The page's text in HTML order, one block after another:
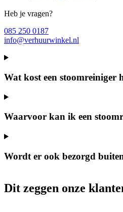
Heb je vragen?
085 250 0187
info@verhuurwinkel.nl
Wat kost een stoomreiniger
Waarvoor kan ik een
Wordt er ook bezorgd
Dit zeggen onze